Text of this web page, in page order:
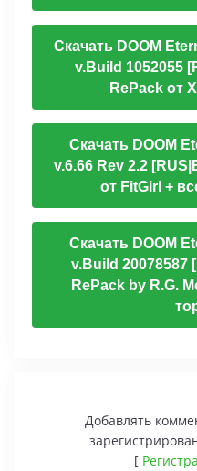
Скачать DOOM
v.Build 1052055
RePack от
Скачать DOOM
v.6.66 Rev 2.2
от FitGirl +
Скачать DOOM
v.Build 20078587
RePack by R.G.
Добавлять
[